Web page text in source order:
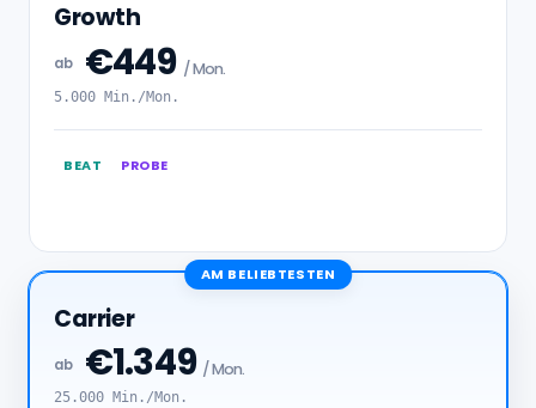
Growth
ab €449 / Mon.
5.000 Min./Mon.
BEAT PROBE
AM BELIEBTESTEN
Carrier
ab €1.349 / Mon.
25.000 Min./Mon.